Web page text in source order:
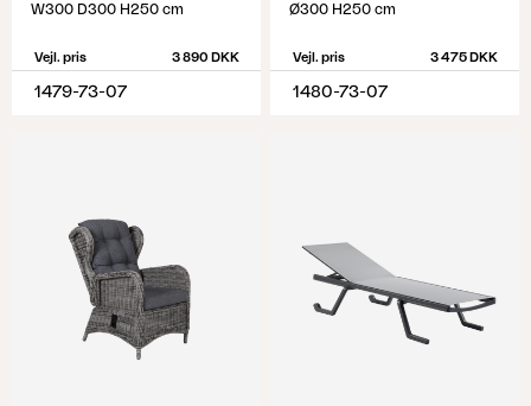
W300 D300 H250 cm
Vejl. pris 3 890 DKK
1479-73-07
Ø300 H250 cm
Vejl. pris 3 475 DKK
1480-73-07